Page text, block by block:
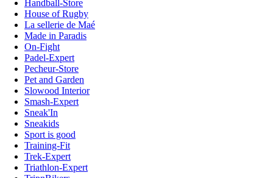
Handball-Store
House of Rugby
La sellerie de Maé
Made in Paradis
On-Fight
Padel-Expert
Pecheur-Store
Pet and Garden
Slowood Interior
Smash-Expert
Sneak'In
Sneakids
Sport is good
Training-Fit
Trek-Expert
Triathlon-Expert